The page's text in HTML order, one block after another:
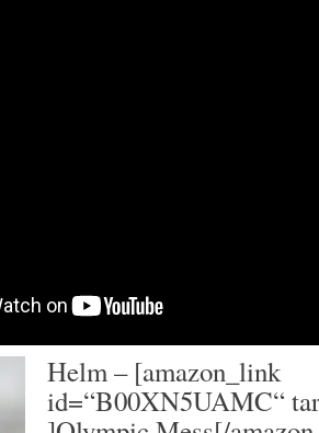
Helm– [amazon_link
id=“B00XN5UAMC“